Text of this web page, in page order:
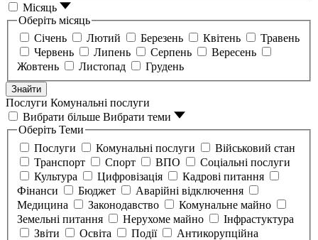
Місяць
Оберіть місяць
Січень
Лютий Березень Квітень
Травень
Червень
Липень Серпень
Вересень
Жовтень
Листопад Грудень
Знайти
Послуги Комунальні послуги
Вибрати більше Вибрати теми
Оберіть Теми
Послуги
Комунальні послуги
Військовий стан
Транспорт
Спорт ВПО
Соціальні послуги
Культура
Цифровізація
Кадрові питання
Фінанси
Бюджет
Аварійні відключення
Медицина
Законодавство
Комунальне майно
Земельні питання
Нерухоме майно
Інфрастуктура
Звіти
Освіта Події
Антикорупційна